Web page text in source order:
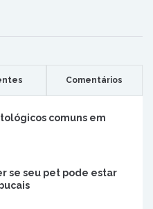
Comentários
comuns em
se seu pet pode estar